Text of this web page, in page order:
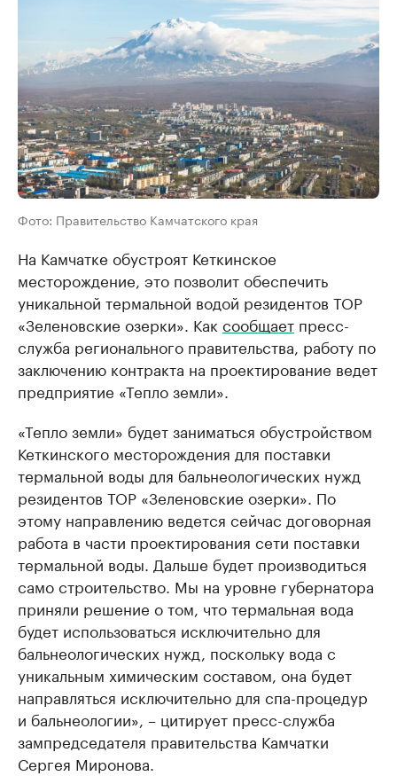
Фото: Правительство Камчатского края
На Камчатке обустроят Кеткинское
месторождение, это позволит обеспечить
уникальной термальной водой резидентов ТОР
«Зеленовские озерки». Как сообщает пресс-
служба регионального правительства, работу по
заключению контракта на проектирование ведет
предприятие «Тепло земли».
«Тепло земли» будет заниматься обустройством
Кеткинского месторождения для поставки
термальной воды для бальнеологических нужд
резидентов ТОР «Зеленовские озерки». По
этому направлению ведется сейчас договорная
работа в части проектирования сети поставки
термальной воды. Дальше будет производиться
само строительство. Мы на уровне губернатора
приняли решение о том, что термальная вода
будет использоваться исключительно для
бальнеологических нужд, поскольку вода с
уникальным химическим составом, она будет
направляться исключительно для спа-процедур
и бальнеологии», – цитирует пресс-служба
зампредседателя правительства Камчатки
Сергея Миронова.